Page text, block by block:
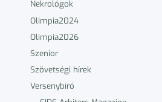
Nekrológok
Olimpia2024
Olimpia2026
Szenior
Szövetségi hírek
Versenybíró